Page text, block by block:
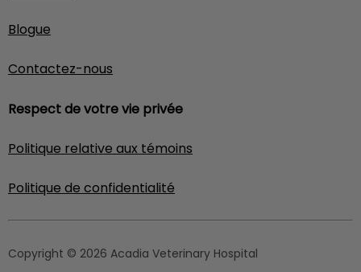
Blogue
Contactez-nous
Respect de votre vie privée
Politique relative aux témoins
Politique de confidentialité
Copyright © 2026 Acadia Veterinary Hospital